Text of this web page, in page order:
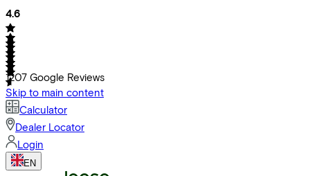
4.6
1207 Google Reviews
Skip to main content
Calculator
Dealer Locator
Login
EN